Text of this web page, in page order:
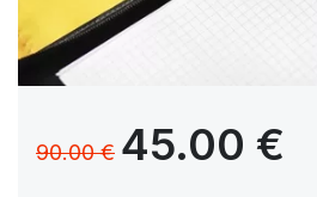
90.00 € 45.00 €